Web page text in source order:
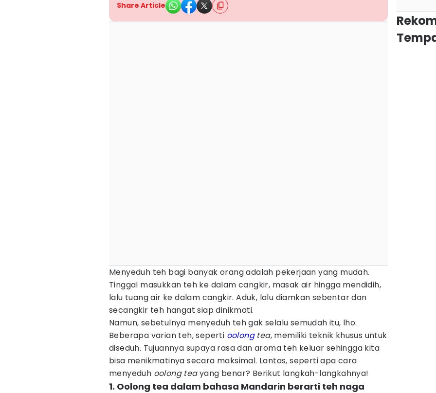
Share Article
Menyeduh teh bagi banyak orang adalah pekerjaan yang mudah.
Tinggal masukkan teh ke dalam cangkir, masak air hingga mendidih,
lalu tuang air ke dalam cangkir. Aduk, lalu diamkan sebentar dan
secangkir teh hangat siap dinikmati.
Namun, sebetulnya menyeduh teh gak selalu semudah itu, lho.
Beberapa varian teh, seperti oolongtea, memiliki teknik khusus untuk
diseduh. Tujuannya supaya rasa dan aroma teh keluar sehingga kita
bisa menikmatinya secara maksimal. Lantas, seperti apa cara
menyeduh oolong teayang benar? Berikut langkah-langkahnya!
1. Oolong tea dalam bahasa Mandarin berarti teh naga